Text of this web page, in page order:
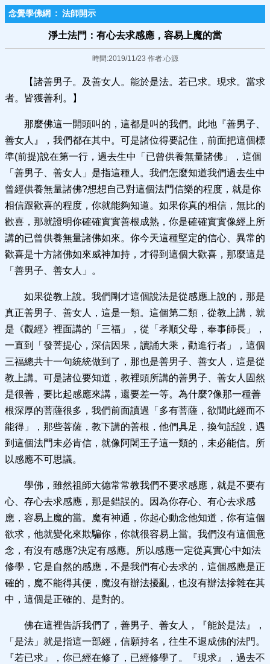
念覺學佛網 : 法師開示
淨土法門：有心去求感應，容易上魔的當
時間:2019/11/23 作者:心源
【諸善男子。及善女人。能於是法。若已求。現求。當求
者。皆獲善利。】
那麼佛這一開頭叫的，這都是叫的我們。此地『善男子、
善女人』，我們都在其中。可是諸位得要記住，前面把這個標
準(前提)說在第一行，過去生中「已曾供養無量諸佛」，這個
「善男子、善女人」是指這種人。我們怎麼知道我們過去生中
曾經供養無量諸佛?想想自己對這個法門信樂的程度，就是你
相信跟歡喜的程度，你就能夠知道。如果你真的相信，無比的
歡喜，那就證明你確確實實善根成熟，你是確確實實像經上所
講的已曾供養無量諸佛如來。你今天這種堅定的信心、異常的
歡喜是十方諸佛如來威神加持，才得到這個大歡喜，那麼這是
「善男子、善女人」。
如果從教上說。我們剛才這個說法是從感應上說的，那是
真正善男子、善女人，這是一類。這個第二類，從教上講，就
是《觀經》裡面講的「三福」，從「孝順父母，奉事師長」，
一直到「發菩提心，深信因果，讀誦大乘，勸進行者」，這個
三福總共十一句統統做到了，那也是善男子、善女人，這是從
教上講。可是諸位要知道，教裡頭所講的善男子、善女人固然
是很善，要比起感應來講，還要差一等。為什麼?像那一種善
根深厚的菩薩很多，我們前面讀過「多有菩薩，欲聞此經而不
能得」，那些菩薩，教下講的善根，他們具足，換句話說，遇
到這個法門未必肯信，就像阿闍王子這一類的，未必能信。所
以感應不可思議。
學佛，雖然祖師大德常常教我們不要求感應，就是不要有
心、存心去求感應，那是錯誤的。因為你存心、有心去求感
應，容易上魔的當。魔有神通，你起心動念他知道，你有這個
欲求，他就變化來欺騙你，你就很容易上當。我們沒有這個意
念，有沒有感應?決定有感應。所以感應一定從真實心中如法
修學，它是自然的感應，不是我們有心去求的，這個感應是正
確的，魔不能得其便，魔沒有辦法擾亂，也沒有辦法摻雜在其
中，這個是正確的、是對的。
佛在這裡告訴我們了，善男子、善女人，『能於是法』，
「是法」就是指這一部經，信願持名，往生不退成佛的法門。
『若已求』，你已經在修了，已經修學了。『現求』，過去不